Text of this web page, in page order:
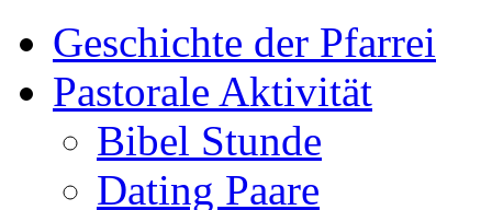
Geschichte der Pfarrei
Pastorale Aktivität
Bibel Stunde
Dating Paare